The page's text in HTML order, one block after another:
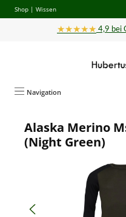
Zum Hauptinhalt springen
Shop | Wissen
★★★★★ 4,9 bei
Navigation
Bildergalerie überspringen
Alaska Merino
(Night Green)